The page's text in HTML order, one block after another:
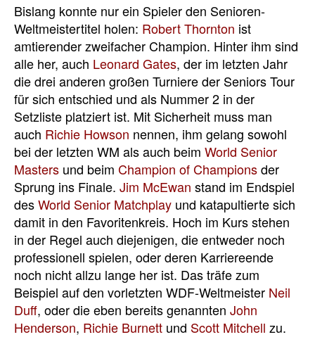
Bislang konnte nur ein Spieler den Senioren-
Weltmeistertitel holen: Robert Thornton ist
amtierender zweifacher Champion. Hinter ihm sind
alle her, auch Leonard Gates, der im letzten Jahr
die drei anderen großen Turniere der Seniors Tour
für sich entschied und als Nummer 2 in der
Setzliste platziert ist. Mit Sicherheit muss man
auch Richie Howson nennen, ihm gelang sowohl
bei der letzten WM als auch beim World Senior
Masters und beim Champion of Championsder
Sprung ins Finale. Jim McEwan stand im Endspiel
desWorld Senior Matchplay und katapultierte sich
damit in den Favoritenkreis. Hoch im Kurs stehen
in der Regel auch diejenigen, die entweder noch
professionell spielen, oder deren Karriereende
noch nicht allzu lange her ist. Das träfe zum
Beispiel auf den vorletzten WDF-Weltmeister Neil
Duff, oder die eben bereits genannten John
Henderson, Richie Burnett und Scott Mitchell zu.